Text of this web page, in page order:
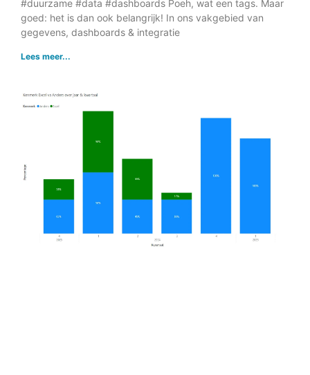
#duurzame #data #dashboards Poeh, wat een tags. Maar
goed: het is dan ook belangrijk! In ons vakgebied van
gegevens, dashboards & integratie
Lees meer...